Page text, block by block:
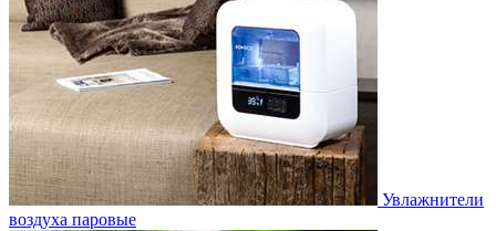
Увлажнители
воздуха паровые